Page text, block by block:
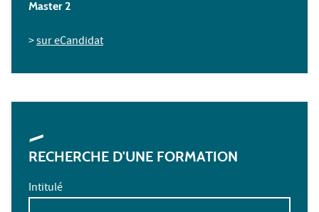
Master 2
>sur eCandidat
RECHERCHE D'UNE FORMATION
Intitulé